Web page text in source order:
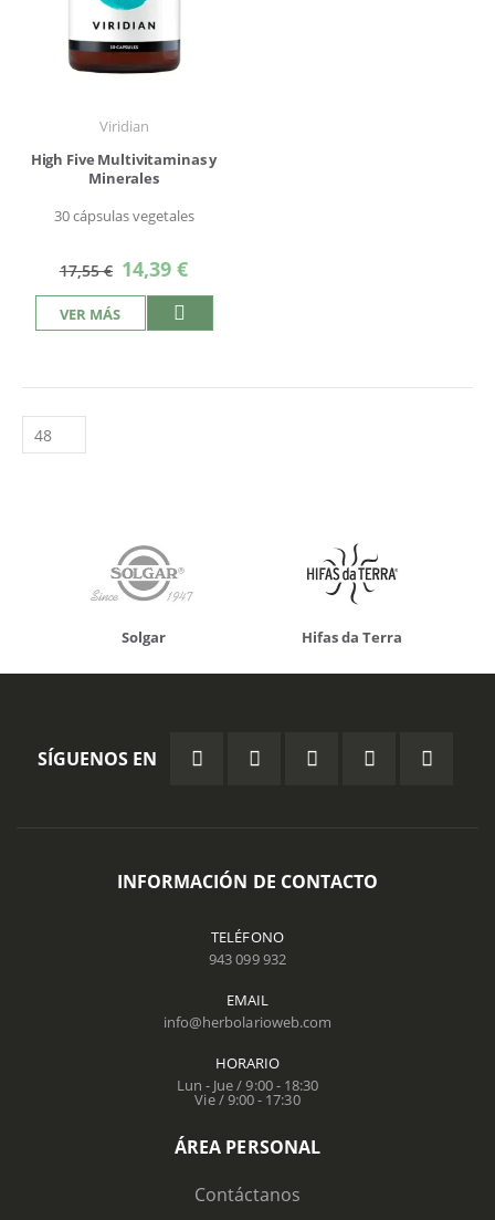
Viridian
High Five Multivitaminas y
Minerales
30 cápsulas vegetales
17,55 € Precio
especial
14,39 €
VER MÁS
Solgar Hifas da Terra
SÍGUENOS EN
INFORMACIÓN DE CONTACTO
TELÉFONO
943 099 932
EMAIL
info@herbolarioweb.com
HORARIO
Lun - Jue / 9:00 - 18:30
Vie / 9:00 - 17:30
ÁREA PERSONAL
Contáctanos